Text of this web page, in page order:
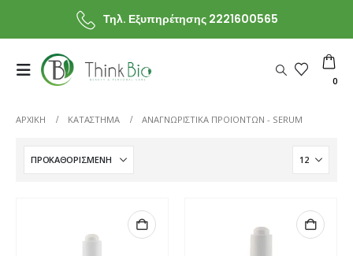
Τηλ. Εξυπηρέτησης 2221600565
0
ΑΡΧΙΚΗ ΚΑΤΆΣΤΗΜΑ ΑΝΑΓΝΩΡΙΣΤΙΚΆ ΠΡΟΪΌΝΤΩΝ - SERUM